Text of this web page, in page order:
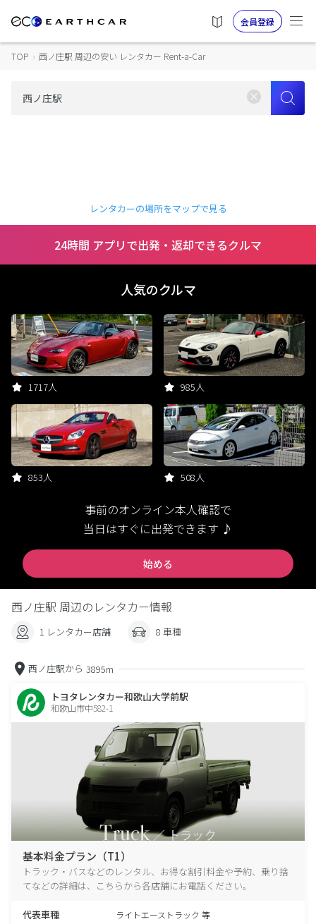
会員登録
TOP › 西ノ庄駅 周辺の安い レンタカー Rent-a-Car
レンタカーの場所をマップで見る
24時間 アプリで出発・返却できるクルマ
人気のクルマ
1717人 985人
853人 508人
事前のオンライン本人確認で
当日はすぐに出発できます ♪
始める
西ノ庄駅 周辺のレンタカー情報
1 レンタカー店舗 8 車種
西ノ庄駅から 3895m
トヨタレンタカー和歌山大学前駅
和歌山市中582-1
基本料金プラン（T1）
トラック・バスなどのレンタル、お得な割引料金や予約、乗り捨
てなどの詳細は、こちらから各店舗にお電話ください。
代表車種 ライトエーストラック 等